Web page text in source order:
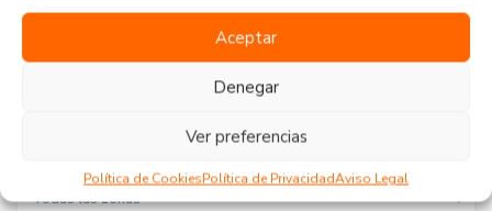
Aceptar
Denegar
Ver preferencias
Política de CookiesPolítica de PrivacidadAviso Legal
Todas las zonas